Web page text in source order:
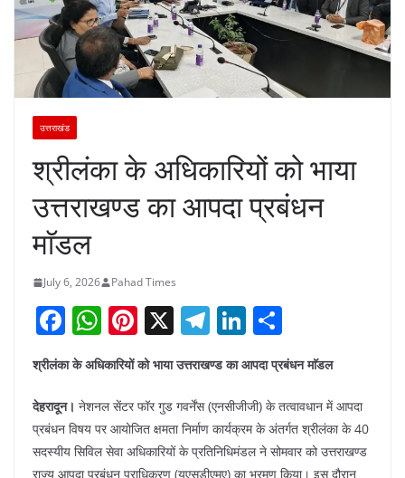
उत्तराखंड
श्रीलंका के अधिकारियों को भाया
उत्तराखण्ड का आपदा प्रबंधन
माॅडल
July 6, 2026 Pahad Times
F
a
c
e
b
o
W
h
at
s
A
p
Pi
nt
er
e
st
X T
e
gr
a
m
Li
k
e
dI
n
h
ar
e
श्रीलंका के अधिकारियों को भाया उत्तराखण्ड का आपदा प्रबंधन माॅडल
देहरादून। नेशनल सेंटर फॉर गुड गवर्नेंस (एनसीजीजी) के तत्वावधान में आपदा
प्रबंधन विषय पर आयोजित क्षमता निर्माण कार्यक्रम के अंतर्गत श्रीलंका के 40
सदस्यीय सिविल सेवा अधिकारियों के प्रतिनिधिमंडल ने सोमवार को उत्तराखण्ड
राज्य आपदा प्रबंधन प्राधिकरण (यूएसडीएमए) का भ्रमण किया। इस दौरान